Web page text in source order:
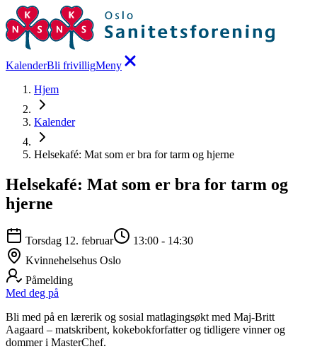
KalenderBli frivilligMeny
Hjem
Kalender
Helsekafé: Mat som er bra for tarm og hjerne
Helsekafé: Mat som er bra for tarm og
hjerne
Torsdag 12. februar 13:00 - 14:30
Kvinnehelsehus Oslo
Påmelding
Med deg på
Bli med på en lærerik og sosial matlagingsøkt med Maj-Britt
Aagaard – matskribent, kokebokforfatter og tidligere vinner og
dommer i MasterChef.